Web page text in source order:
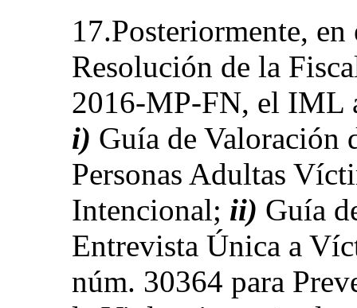
17.Posteriormente,
Resolución de la
2016-MP-FN, el IML
i) Guía de Valoración
Personas Adultas
Intencional; ii) Guía
Entrevista Única a
núm. 30364 para